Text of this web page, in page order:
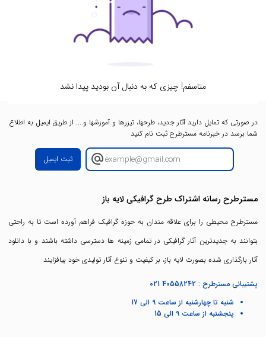
متاسفم! چیزی که به دنبال آن بودید پیدا نشد
در صورتی که تمایل دارید آثار جدید، طرحها، تیزرها و آموزشها و.... از طریق ایمیل به اطلاع
شما برسد در خبرنامه مسترطرح ثبت نام کنید
ثبت ایمیل
مسترطرح رسانه اشتراک طرح گرافیکی لایه باز
مسترطرح محیطی را برای علاقه مندان به حوزه گرافیک فراهم آورده است تا به راحتی
بتوانند به جدیدترین آثار گرافیکی در تمامی زمینه ها دسترسی داشته باشند و با دانلود
آثار بارگذاری شده بصورت لایه باز، بر کیفیت و تنوع آثار تولیدی خود بیافزایند
پشتیبانی مسترطرح : 021 40558242
شنبه تا چهارشنبه از ساعت 9 الی 17
پنجشنبه از ساعت 9 الی 15